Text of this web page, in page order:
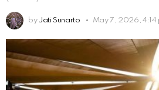
by Jati Sunarto May 7, 2026, 4:14